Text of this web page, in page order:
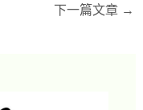
下一篇文章 →